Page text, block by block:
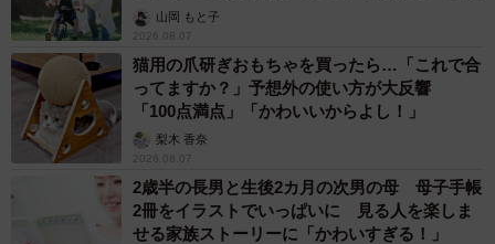
へんが…
山岡 もと子
2026.08.07
猫用の爪研ぎおもちゃを買ったら…「これで合
ってますか？」予想外の使い方が大反響
「100点満点」「かわいいからよし！」
梨木 香奈
2026.08.07
2歳半の長男と生後2カ月の次男の母 母子手帳
2冊をイラストでいっぱいに 見る人を楽しま
せる家族ストーリーに「かわいすぎる！」